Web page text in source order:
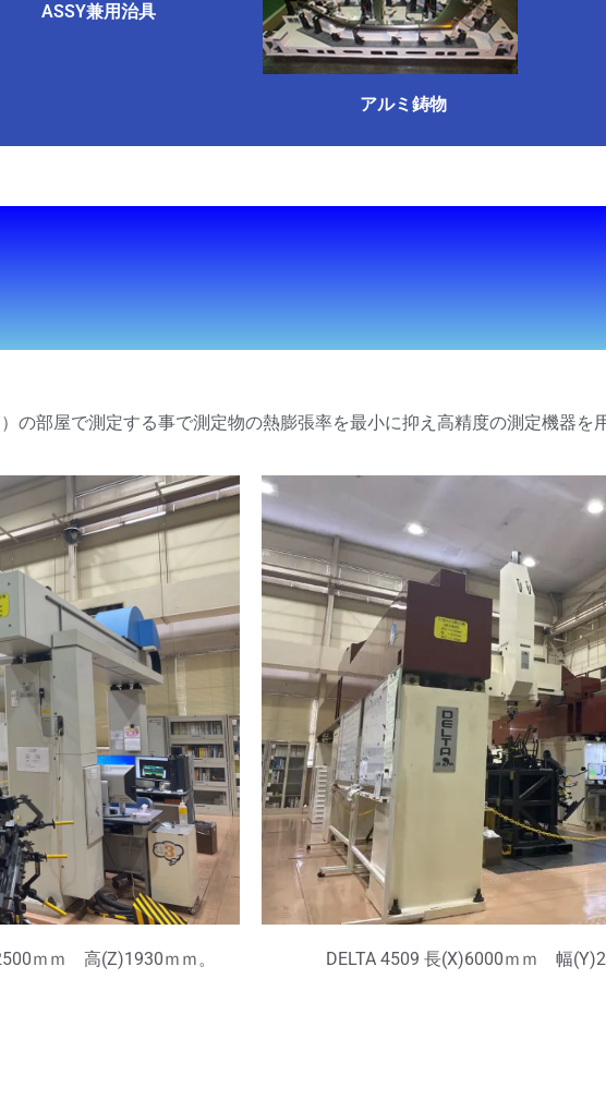
ASSY兼用治具
アルミ鋳物
部屋で測定する事で測定物の熱膨張率を最小に抑え高精度の測定機器を
ｍｍ 高(Z)1930ｍｍ。 DELTA 4509 長(X)6000ｍｍ 幅